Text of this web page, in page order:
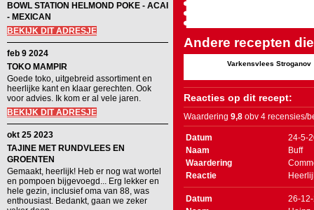
BOWL STATION HELMOND POKE - ACAI
- MEXICAN
BEKIJK DIT ADRESJE
feb 9 2024
TOKO MAMPIR
Goede toko, uitgebreid assortiment en
heerlijke kant en klaar gerechten. Ook
voor advies. Ik kom er al vele jaren.
BEKIJK DIT ADRESJE
okt 25 2023
TAJINE MET RUNDVLEES EN
GROENTEN
Gemaakt, heerlijk! Heb er nog wat wortel
en pompoen bijgevoegd... Erg lekker en
hele gezin, inclusief oma van 88, was
enthousiast. Bedankt, gaan we zeker
Andere recepten
Varkensvlees Stroganov
Reacties op dit recept:
Waardering 9,8 obv 4 recensies/
Datum
24-5-
Naam
Buff
Waardering
Reactie
Datum
26-